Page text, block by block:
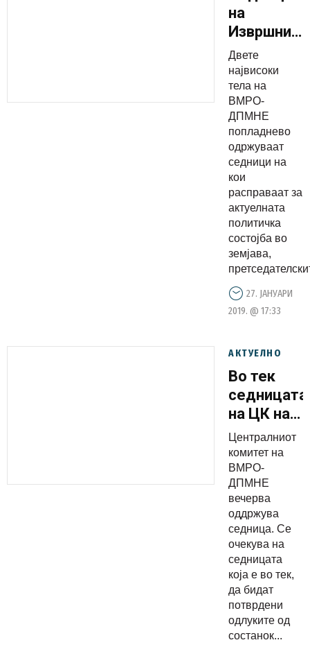
на
Извршниот
и
комитет
на ВМРО-
ДПМНЕ
Двете
највисоки
тела на
ВМРО-
ДПМНЕ
попладнево
одржуваат
седници на
кои
расправаат за
актуелната
политичка
состојба во
земјава,
27. ЈАНУАРИ
2019. @ 17:33
АКТУЕЛНО
Во тек
седницата
на ЦК на
ВМРО-
ДПМНЕ
Централниот
комитет на
ВМРО-
ДПМНЕ
вечерва
оддржува
седница. Се
очекува на
седницата
која е во тек,
да бидат
потврдени
одлуките од
состанок...